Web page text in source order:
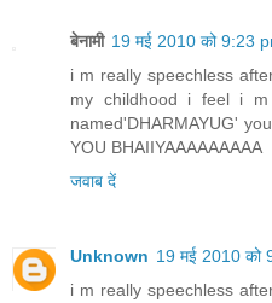
बेनामी 19 मई 2010 को 9:23
i m really speechless
my childhood i feel i
named'DHARMAYUG'
YOU BHAIIYAAAAAAAAA
जवाब दें
Unknown 19 मई 2010 को
i m really speechless